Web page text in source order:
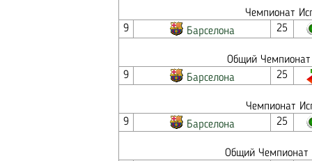
Чемпионат
9
Барселона 25
Общий
9
Барселона 25
Чемпионат
9
Барселона 25
Общий